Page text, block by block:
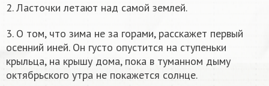
2. Ласточки летают над самой землей.
3. О том, что зима не за горами, расскажет первый
осенний иней. Он густо опустится на ступеньки
крыльца, на крышу дома, пока в туманном дыму
октябрьского утра не покажется солнце.